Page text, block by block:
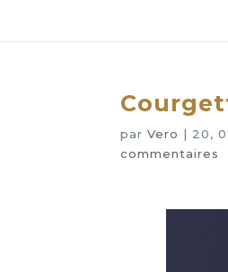
parVero | 20,
commentaires